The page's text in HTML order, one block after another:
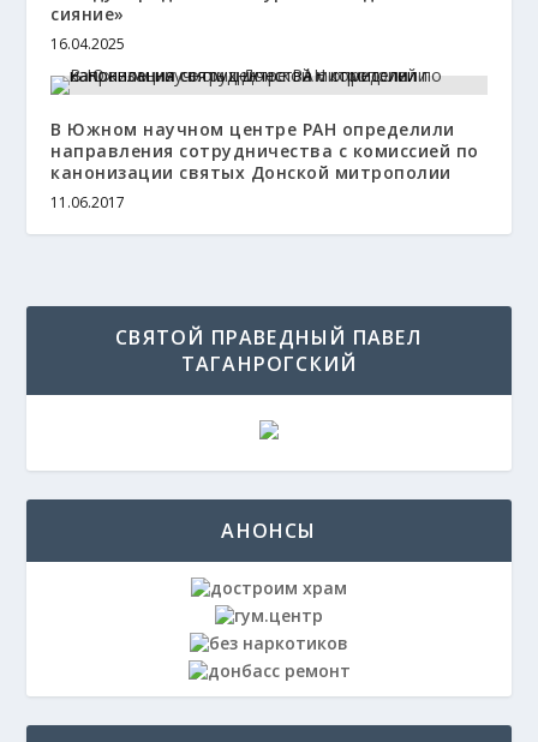
сияние»
16.04.2025
В Южном научном центре РАН определили
направления сотрудничества с комиссией по
канонизации святых Донской митрополии
11.06.2017
СВЯТОЙ ПРАВЕДНЫЙ ПАВЕЛ
ТАГАНРОГСКИЙ
АНОНСЫ